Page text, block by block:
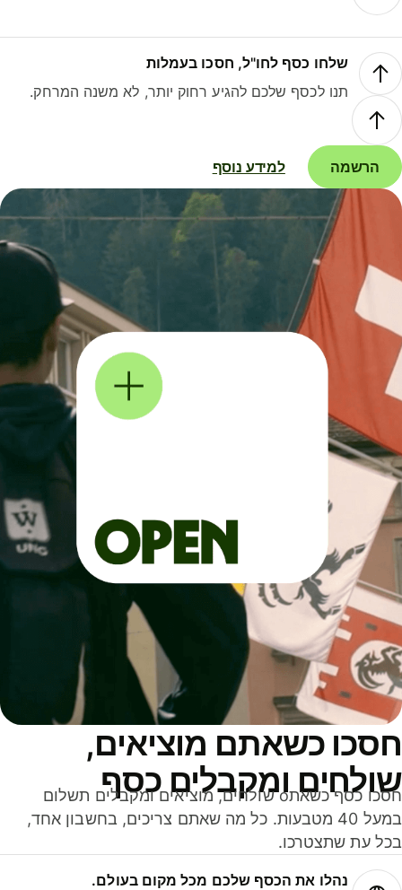
שלחו כסף לחו"ל, חסכו בעמלות
תנו לכסף שלכם להגיע רחוק יותר, לא משנה המרחק.
הרשמה למידע נוסף
כשאתם מוציאים,
ומקבלים כסף
חסכו כסף כשאתo שולחים, מוציאים ומקבלים תשלום
במעל 40 מטבעות. כל מה שאתם צריכים, בחשבון אחד,
עת שתצטרכו.
נהלו את הכסף שלכם מכל מקום בעולם.